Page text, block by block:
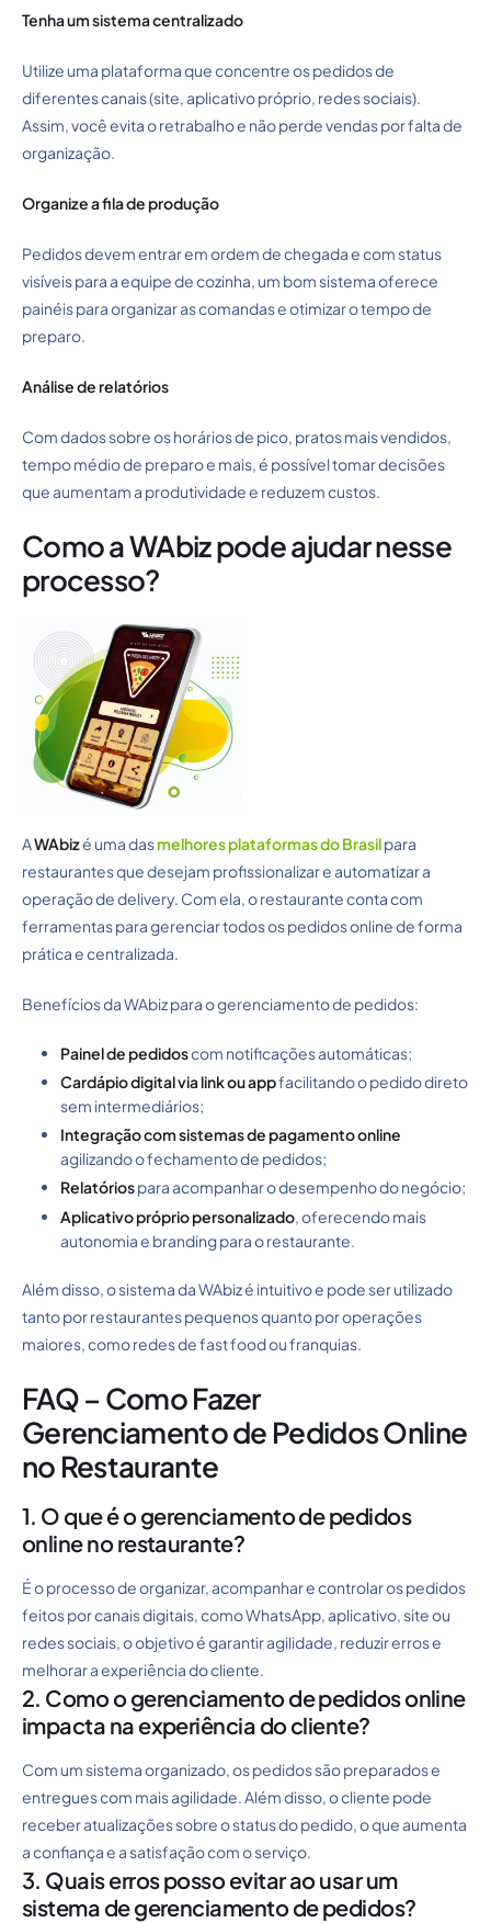
Tenha um sistema centralizado
Utilize uma plataforma que concentre os pedidos de
diferentes canais (site, aplicativo próprio, redes sociais).
Assim, você evita o retrabalho e não perde vendas por falta de
organização.
Organize a fila de produção
Pedidos devem entrar em ordem de chegada e com status
visíveis para a equipe de cozinha, um bom sistema oferece
painéis para organizar as comandas e otimizar o tempo de
preparo.
Análise de relatórios
Com dados sobre os horários de pico, pratos mais vendidos,
tempo médio de preparo e mais, é possível tomar decisões
que aumentam a produtividade e reduzem custos.
Como a WAbiz pode ajudar nesse
processo?
AWAbizé uma dasmelhores plataformas do Brasilpara
restaurantes que desejam profissionalizar e automatizar a
operação de delivery. Com ela, o restaurante conta com
ferramentas para gerenciar todos os pedidos online de forma
prática e centralizada.
Benefícios da WAbiz para o gerenciamento de pedidos:
Painel de pedidoscom notificações automáticas;
Cardápio digital via link ou appfacilitando o pedido direto
sem intermediários;
Integração com sistemas de pagamento online
agilizando o fechamento de pedidos;
Relatóriospara acompanhar o desempenho do negócio;
Aplicativo próprio personalizado , oferecendo mais
autonomia e branding para o restaurante.
Além disso, o sistema da WAbiz é intuitivo e pode ser utilizado
tanto por restaurantes pequenos quanto por operações
maiores, como redes de fast food ou franquias.
FAQ – Como Fazer
Gerenciamento de Pedidos Online
no Restaurante
1. O que é o gerenciamento de pedidos
online no restaurante?
É o processo de organizar, acompanhar e controlar os pedidos
feitos por canais digitais, como WhatsApp, aplicativo, site ou
redes sociais, o objetivo é garantir agilidade, reduzir erros e
melhorar a experiência do cliente.
2. Como o gerenciamento de pedidos online
impacta na experiência do cliente?
Com um sistema organizado, os pedidos são preparados e
entregues com mais agilidade. Além disso, o cliente pode
receber atualizações sobre o status do pedido, o que aumenta
a confiança e a satisfação com o serviço.
3. Quais erros posso evitar ao usar um
sistema de gerenciamento de pedidos?